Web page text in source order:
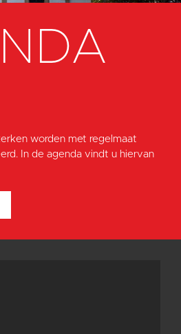
worden met regelmaat
In de agenda vindt u hiervan